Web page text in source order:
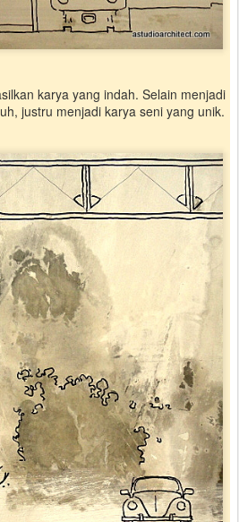
karya yang indah. Selain menjadi
justru menjadi karya seni yang unik.